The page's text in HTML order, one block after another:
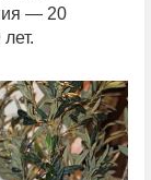
— 20